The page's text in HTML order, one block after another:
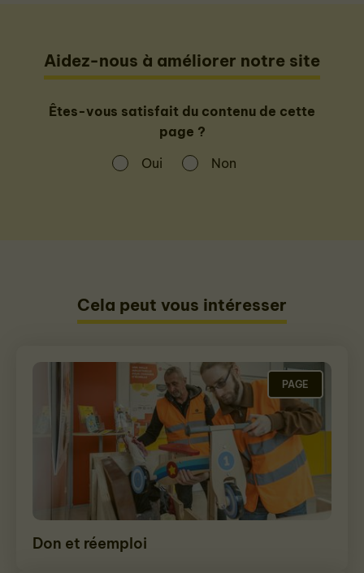
Aidez-nous à améliorer notre site
Êtes-vous satisfait du contenu de cette
page ?
Oui
Non
Cela peut vous intéresser
Don et réemploi
PAGE